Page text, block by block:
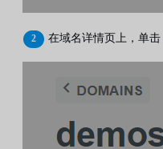
在域名详情页上，单击